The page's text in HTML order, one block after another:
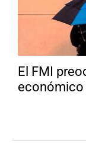
El FMI
económico